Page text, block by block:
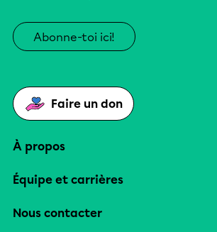
Abonne-toi ici!
Faire un don
À propos
Équipe et carrières
Nous contacter